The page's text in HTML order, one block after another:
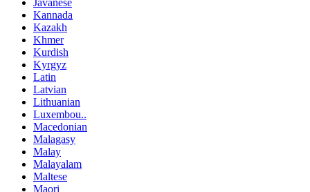
Kannada
Kazakh
Khmer
Kurdish
Kyrgyz
Latin
Latvian
Lithuanian
Luxembou..
Macedonian
Malagasy
Malay
Malayalam
Maltese
Maori